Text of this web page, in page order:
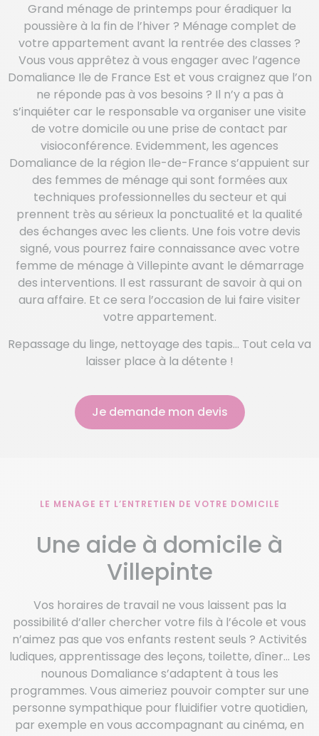
Grand ménage de printemps pour éradiquer la
poussière à la fin de l’hiver ? Ménage complet de
votre appartement avant la rentrée des classes ?
Vous vous apprêtez à vous engager avec l’agence
Domaliance Ile de France Est et vous craignez que l’on
ne réponde pas à vos besoins ? Il n’y a pas à
s’inquiéter car le responsable va organiser une visite
de votre domicile ou une prise de contact par
visioconférence. Evidemment, les agences
Domaliance de la région Ile-de-France s’appuient sur
des femmes de ménage qui sont formées aux
techniques professionnelles du secteur et qui
prennent très au sérieux la ponctualité et la qualité
des échanges avec les clients. Une fois votre devis
signé, vous pourrez faire connaissance avec votre
femme de ménage à Villepinte avant le démarrage
des interventions. Il est rassurant de savoir à qui on
aura affaire. Et ce sera l’occasion de lui faire visiter
votre appartement.
Repassage du linge, nettoyage des tapis… Tout cela va
laisser place à la détente !
Je demande mon devis
LE MENAGE ET L’ENTRETIEN DE VOTRE DOMICILE
Une aide à domicile à
Villepinte
Vos horaires de travail ne vous laissent pas la
possibilité d’aller chercher votre fils à l’école et vous
n’aimez pas que vos enfants restent seuls ? Activités
ludiques, apprentissage des leçons, toilette, dîner… Les
nounous Domaliance s’adaptent à tous les
programmes. Vous aimeriez pouvoir compter sur une
personne sympathique pour fluidifier votre quotidien,
par exemple en vous accompagnant au cinéma, en